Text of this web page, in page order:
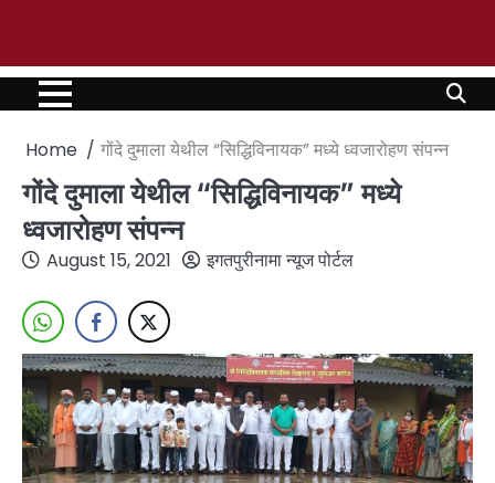
Home गोंदे दुमाला येथील “सिद्धिविनायक” मध्ये ध्वजारोहण संपन्न
गोंदे दुमाला येथील “सिद्धिविनायक” मध्ये
ध्वजारोहण संपन्न
August 15, 2021 इगतपुरीनामा न्यूज पोर्टल